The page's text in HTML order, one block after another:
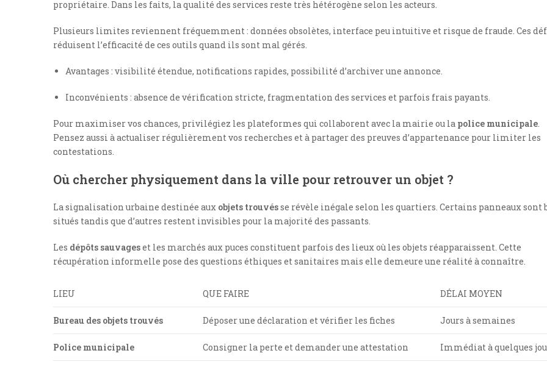
propriétaire. Dans les faits, la qualité des services reste très hétérogène selon les acteurs.
Plusieurs limites reviennent fréquemment : données obsolètes, interface peu intuitive et risque de fraude. Ces
réduisent l’efficacité de ces outils quand ils sont mal gérés.
Avantages : visibilité étendue, notifications rapides, possibilité d’archiver une annonce.
Inconvénients : absence de vérification stricte, fragmentation des services et parfois frais payants.
Pour maximiser vos chances, privilégiez les plateformes qui collaborent avec la mairie ou la police municipale
Pensez aussi à actualiser régulièrement vos recherches et à partager des preuves d’appartenance pour limiter les
contestations.
Où chercher physiquement dans la ville pour retrouver un objet ?
La signalisation urbaine destinée aux objets trouvésse révèle inégale selon les quartiers. Certains panneaux sont
situés tandis que d’autres restent invisibles pour la majorité des passants.
Les dépôts sauvageset les marchés aux puces constituent parfois des lieux où les objets réapparaissent. Cette
récupération informelle pose des questions éthiques et sanitaires mais elle demeure une réalité à connaître.
LIEU QUE FAIRE DÉLAI MOYEN
Bureau des objets trouvés Déposer une déclaration et vérifier les fiches Jours à semaines
Police municipale Consigner la perte et demander une attestation Immédiat à quelques